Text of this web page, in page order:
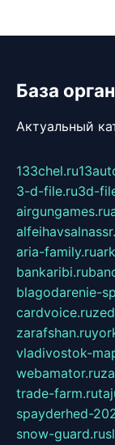
База
Актуальный
133chel.ru
3-d-file.ru3d-
airgungames.ru
aria-family.ru
bankaribi.ru
blagodarenie-
cardvoice.ru
zarafshan.ru
vladivostok-
webamator.ru
trade-farm.ru
spayderhed-
snow-guard.ru